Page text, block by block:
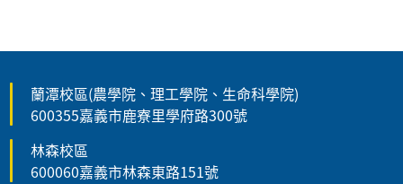
蘭潭校區(農學院、理工學院、生命科學院)
600355嘉義市鹿寮里學府路300號
林森校區
600060嘉義市林森東路151號